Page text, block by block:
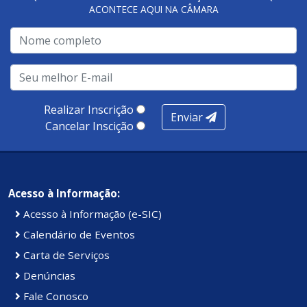
A metodologia de avaliação se concentra em 7 pilares:
qualidade no atendimento remoto, gestão, oferta /
realização de soluções, ambiente de negócios,
infraestrutura, presença digital e cobertura e
produtividade. Somados, todos as categorias totalizam
Kennedy.
ACONTECE AQUI NA CÂMARA
Realizar Inscrição
Cancelar Inscição
Enviar
Acesso à Informação:
Acesso à Informação (e-SIC)
Calendário de Eventos
Carta de Serviços
Denúncias
Fale Conosco